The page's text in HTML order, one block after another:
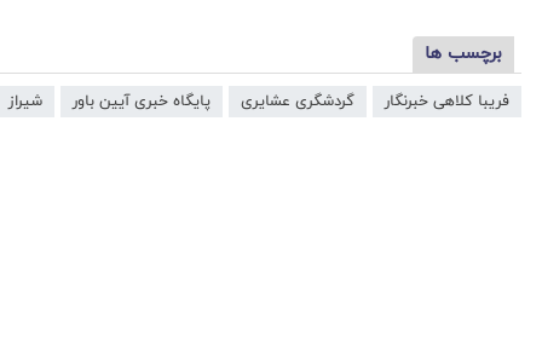
برچسب ها
فریبا کلاهی خبرنگار گردشگری عشایری پایگاه خبری آیین باور شیراز